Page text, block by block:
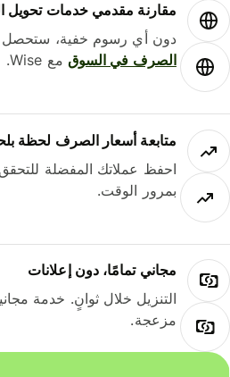
مقارنة مقدمي خدمات تحويل
دون أي رسوم خفية، ستحصل
الصرف في السوقمع Wise.
متابعة أسعار الصرف لحظة
احفظ عملاتك المفضلة
بمرور الوقت.
مجاني تمامًا، دون إعلانات
التنزيل خلال ثوانٍ. خدمة
مزعجة.